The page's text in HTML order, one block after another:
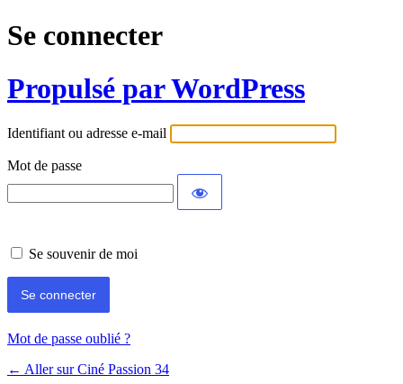
Se connecter
Propulsé par WordPress
Identifiant ou adresse e-mail
Mot de passe
Se souvenir de moi
Mot de passe oublié ?
← Aller sur Ciné Passion 34